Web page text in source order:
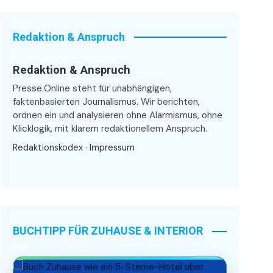
Redaktion & Anspruch
Redaktion & Anspruch
Presse.Online steht für unabhängigen,
faktenbasierten Journalismus. Wir berichten,
ordnen ein und analysieren ohne Alarmismus, ohne
Klicklogik, mit klarem redaktionellem Anspruch.
Redaktionskodex · Impressum
BUCHTIPP FÜR ZUHAUSE & INTERIOR